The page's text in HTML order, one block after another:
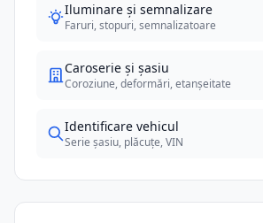
Iluminare și semnalizare
Faruri, stopuri, semnalizatoare
Caroserie și șasiu
Coroziune, deformări, etanșeitate
Identificare vehicul
Serie șasiu, plăcuțe, VIN